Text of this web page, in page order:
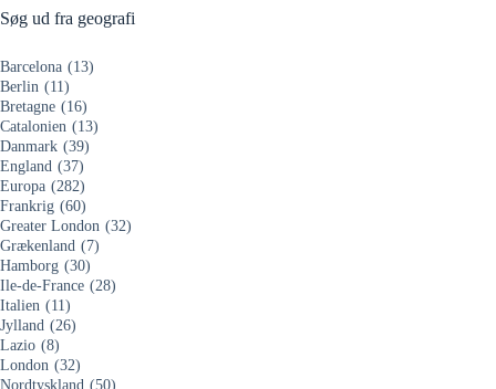
Søg ud fra geografi
Barcelona (13)
Berlin (11)
Bretagne (16)
Catalonien (13)
Danmark (39)
England (37)
Europa (282)
Frankrig (60)
Greater London (32)
Grækenland (7)
Hamborg (30)
Ile-de-France (28)
Italien (11)
Jylland (26)
Lazio (8)
London (32)
Nordtyskland (50)